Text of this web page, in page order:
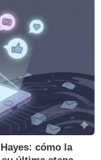
cómo la